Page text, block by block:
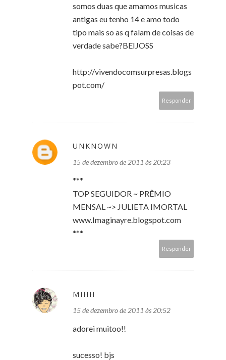
somos duas que amamos musicas
antigas eu tenho 14 e amo todo
tipo mais so as q falam de coisas de
verdade sabe?BEIJOSS
http://vivendocomsurpresas.blogs
pot.com/
Responder
UNKNOWN
15 de dezembro de 2011 às 20:23
***
TOP SEGUIDOR ~ PRÊMIO
MENSAL ~> JULIETA IMORTAL
www.Imaginayre.blogspot.com
***
Responder
MIHH
15 de dezembro de 2011 às 20:52
adorei muitoo!!
sucesso! bjs